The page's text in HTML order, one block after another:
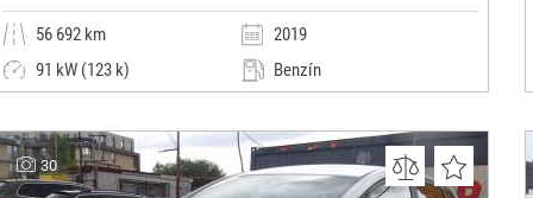
56 692 km
2019
91 kW (123 k)
Benzín
Autobazar MH Car
Velká Hleďsebe
(0x)
30